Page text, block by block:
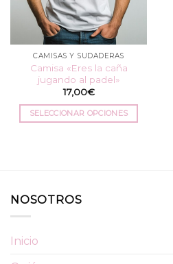
CAMISAS Y SUDADERAS
Camisa «Eres la caña
jugando al padel»
17,00€
SELECCIONAR OPCIONES
Las
NOSOTROS
Inicio